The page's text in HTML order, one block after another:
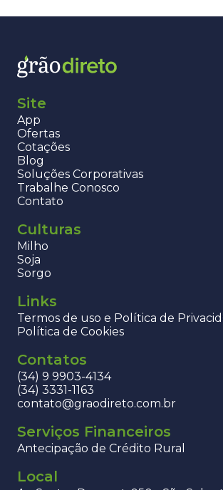
Site
App
Ofertas
Cotações
Blog
Soluções Corporativas
Trabalhe Conosco
Contato
Culturas
Milho
Soja
Sorgo
Links
Termos de uso e Política de
Política de Cookies
Contatos
(34) 9 9903-4134
(34) 3331-1163
contato@graodireto.com.br
Serviços Financeiros
Antecipação de Crédito Rural
Local